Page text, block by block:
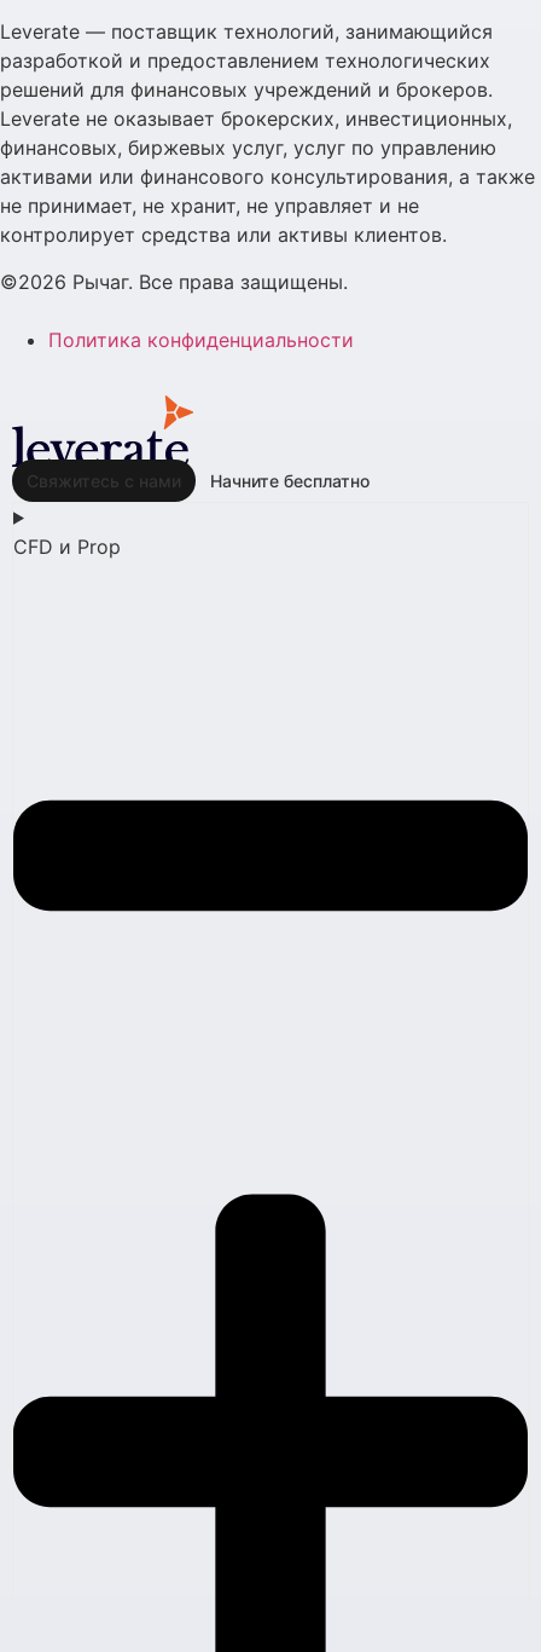
Leverate — поставщик технологий, занимающийся
разработкой и предоставлением технологических
решений для финансовых учреждений и брокеров.
Leverate не оказывает брокерских, инвестиционных,
финансовых, биржевых услуг, услуг по управлению
активами или финансового консультирования, а также
не принимает, не хранит, не управляет и не
контролирует средства или активы клиентов.
©2026 Рычаг. Все права защищены.
Политика конфиденциальности
Свяжитесь с нами Начните бесплатно
CFD и Prop